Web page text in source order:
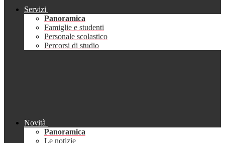
Servizi
Panoramica
Famiglie e studenti
Personale scolastico
Percorsi di studio
Novità
Panoramica
Le notizie